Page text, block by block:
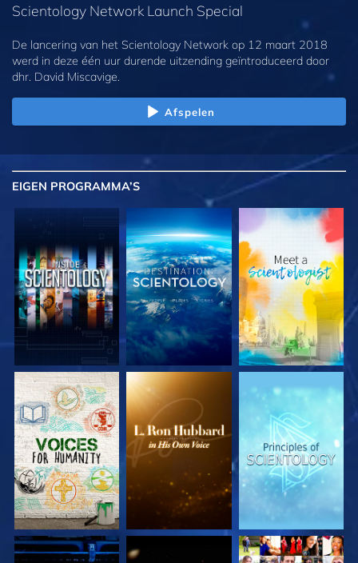
Scientology Network Launch Special
De lancering van het Scientology Network op 12 maart 2018
werd in deze één uur durende uitzending geïntroduceerd door
dhr. David Miscavige.
Afspelen
EIGEN PROGRAMMA’S
VERKEN DE SERIE VERKEN DE SERIE VERKEN DE SERIE